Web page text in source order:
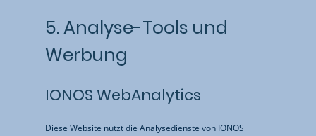
5. Analyse-Tools und
Werbung
IONOS WebAnalytics
Diese Website nutzt die Analysedienste von IONOS